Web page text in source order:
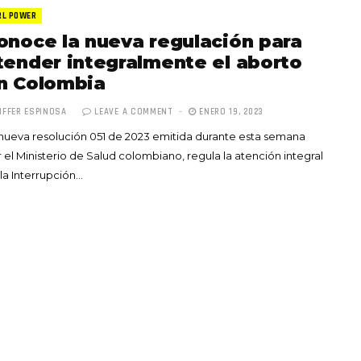
POWER
la nueva regulación para
integralmente el aborto
Colombia
ESPINOSA LEAVE A COMMENT ENERO 19, 2023
resolución 051 de 2023 emitida durante esta semana
el Ministerio de Salud colombiano, regula la atención integral
Interrupción…
Totó la Momposina: el
adiós a la gran